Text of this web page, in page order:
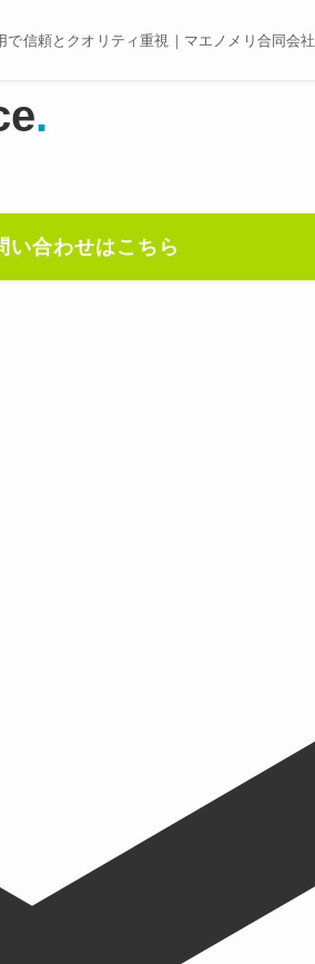
信頼とクオリティ重視｜マエノメリ合同会社
.
い合わせはこちら